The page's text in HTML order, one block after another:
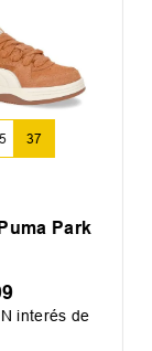
37
Park
interés de